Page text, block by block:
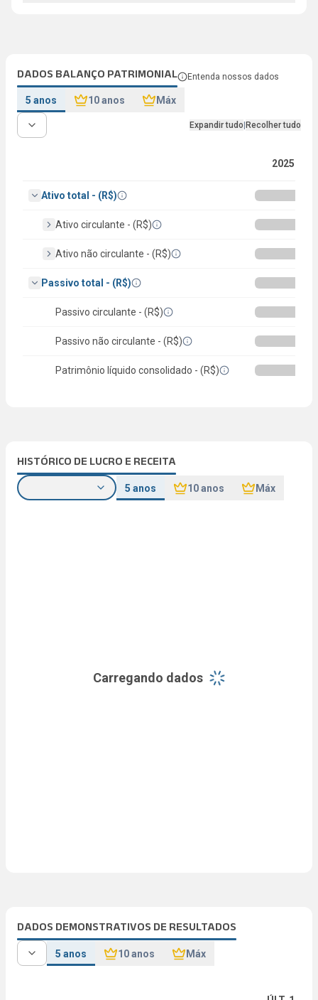
DADOS BALANÇO PATRIMONIAL Entenda nossos dados
5 anos 10 anos Máx
Expandir tudo Recolher tudo
2025
Ativo total - (R$)
Ativo circulante - (R$)
Ativo não circulante - (R$)
Passivo total - (R$)
Passivo circulante - (R$)
Passivo não circulante - (R$)
Patrimônio líquido consolidado - (R$)
HISTÓRICO DE LUCRO E RECEITA
5 anos 10 anos Máx
Carregando dados
DADOS DEMONSTRATIVOS DE RESULTADOS
5 anos 10 anos Máx